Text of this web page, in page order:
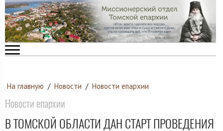
На главную / Новости / Новости епархии
Новости епархии
В ТОМСКОЙ ОБЛАСТИ ДАН СТАРТ ПРОВЕДЕНИЯ